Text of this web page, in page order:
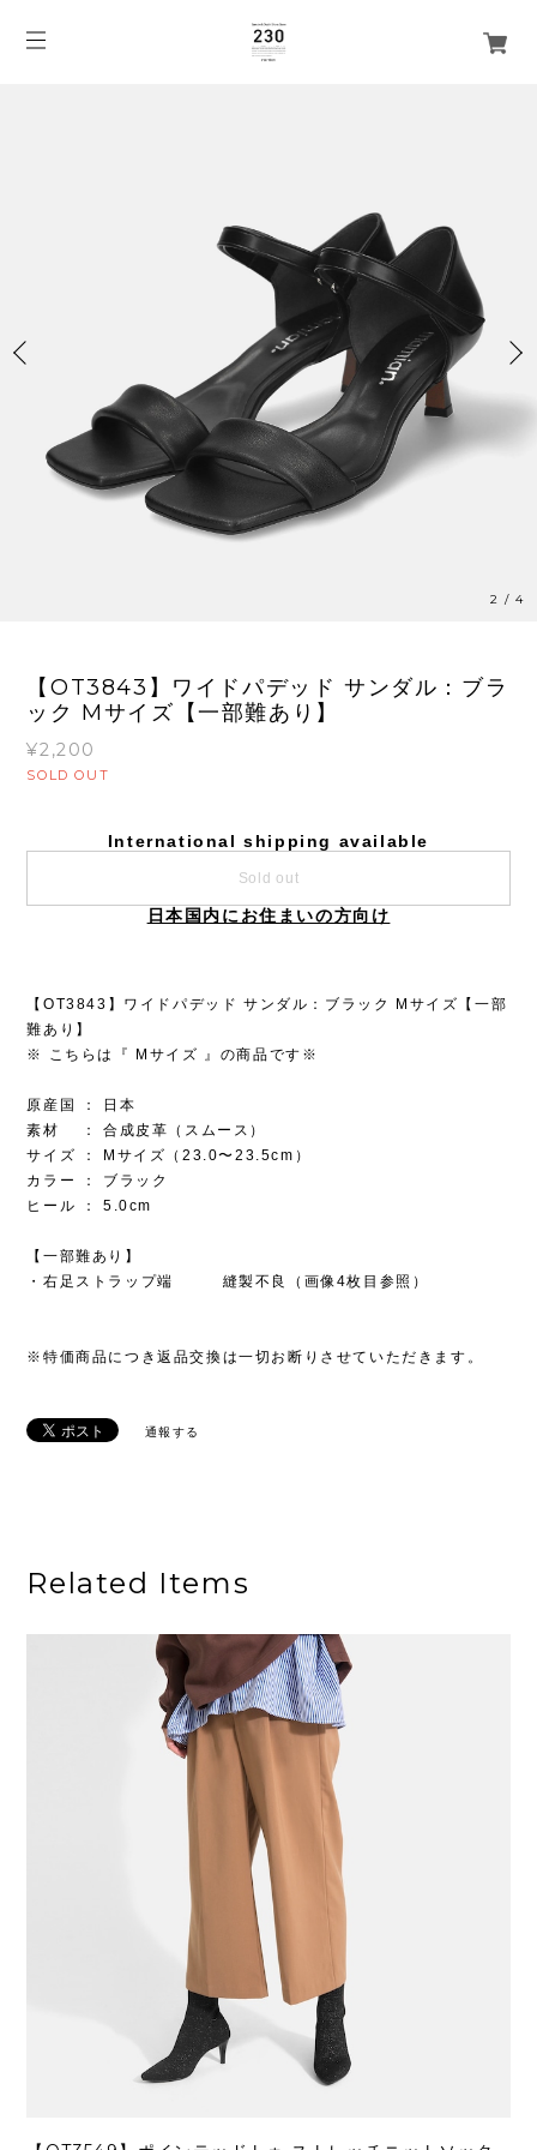
3 /4
【OT3843】ワイドパデッド サンダル：ブラ
ック Mサイズ【一部難あり】
¥2,200
SOLD OUT
International shipping available
Sold out
日本国内にお住まいの方向け
【OT3843】ワイドパデッド サンダル：ブラック Mサイズ【一部
難あり】
※ こちらは『 Mサイズ 』の商品です※
原産国 ： 日本
素材 ： 合成皮革（スムース）
サイズ ： Mサイズ（23.0〜23.5cm）
カラー ： ブラック
ヒール ： 5.0cm
【一部難あり】
・右足ストラップ端 縫製不良（画像4枚目参照）
※特価商品につき返品交換は一切お断りさせていただきます。
通報する
Related Items